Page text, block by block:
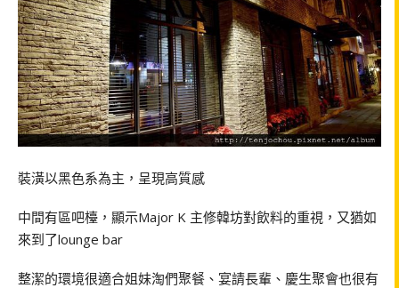
裝潢以黑色系為主，呈現高質感
中間有區吧檯，顯示Major K 主修韓坊對飲料的重視，又猶如
來到了lounge bar
整潔的環境很適合姐妹淘們聚餐、宴請長輩、慶生聚會也很有